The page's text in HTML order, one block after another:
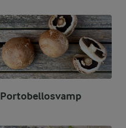
Portobellosvamp